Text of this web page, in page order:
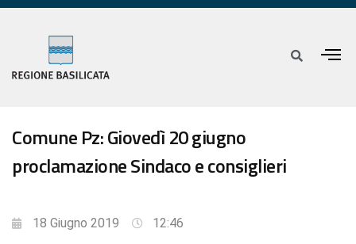
Comune Pz: Giovedì 20 giugno
proclamazione Sindaco e consiglieri
18 Giugno 2019 12:46